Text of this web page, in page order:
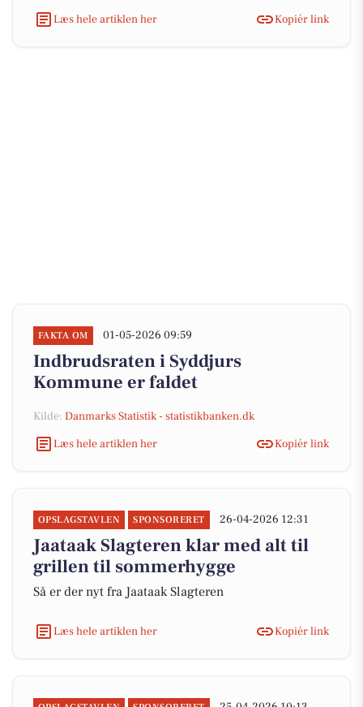
Læs hele artiklen her Kopiér link
FAKTA OM 01-05-2026 09:59
Indbrudsraten i Syddjurs
Kommune er faldet
Kilde: Danmarks Statistik - statistikbanken.dk
Læs hele artiklen her
Kopiér link
OPSLAGSTAVLEN SPONSORERET 26-04-2026 12:31
Jaataak Slagteren klar med alt til
grillen til sommerhygge
Så er der nyt fra Jaataak Slagteren
Læs hele artiklen her Kopiér link